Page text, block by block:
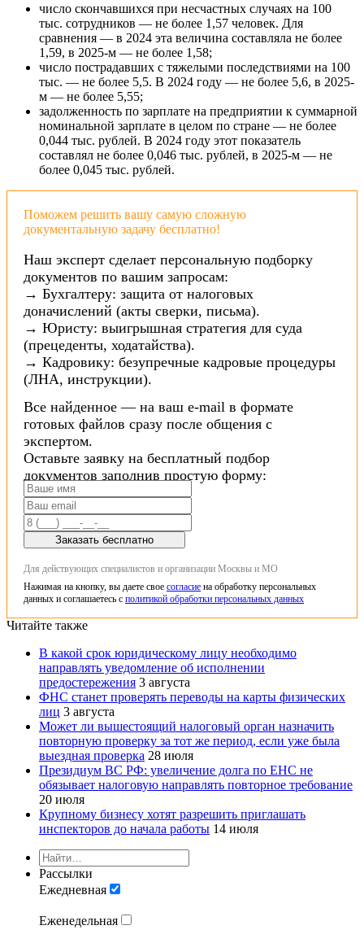
число скончавшихся при несчастных случаях на 100
тыс. сотрудников — не более 1,57 человек. Для
сравнения — в 2024 эта величина составляла не более
1,59, в 2025-м — не более 1,58;
число пострадавших с тяжелыми последствиями на 100
тыс. — не более 5,5. В 2024 году — не более 5,6, в 2025-
м — не более 5,55;
задолженность по зарплате на предприятии к суммарной
номинальной зарплате в целом по стране — не более
0,044 тыс. рублей. В 2024 году этот показатель
составлял не более 0,046 тыс. рублей, в 2025-м — не
более 0,045 тыс. рублей.
Поможем решить вашу самую сложную
документальную задачу бесплатно!
Наш эксперт сделает персональную подборку
документов по вашим запросам:
→ Бухгалтеру: защита от налоговых
доначислений (акты сверки, письма).
→ Юристу: выигрышная стратегия для суда
(прецеденты, ходатайства).
→ Кадровику: безупречные кадровые процедуры
(ЛНА, инструкции).
Все найденное — на ваш e-mail в формате
готовых файлов сразу после общения с
экспертом.
Оставьте заявку на бесплатный подбор
документов заполнив простую форму:
Заказать бесплатно
Для действующих специалистов и организации Москвы и МО
Нажимая на кнопку, вы даете свое согласие на обработку персональных
данных и соглашаетесь с политикой обработки персональных данных
Читайте также
В какой срок юридическому лицу необходимо
направлять уведомление об исполнении
предостережения 3 августа
ФНС станет проверять переводы на карты физических
лиц 3 августа
Может ли вышестоящий налоговый орган назначить
повторную проверку за тот же период, если уже была
выездная проверка 28 июля
Президиум ВС РФ: увеличение долга по ЕНС не
обязывает налоговую направлять повторное требование
20 июля
Крупному бизнесу хотят разрешить приглашать
инспекторов до начала работы 14 июля
Рассылки
Ежедневная
Еженедельная